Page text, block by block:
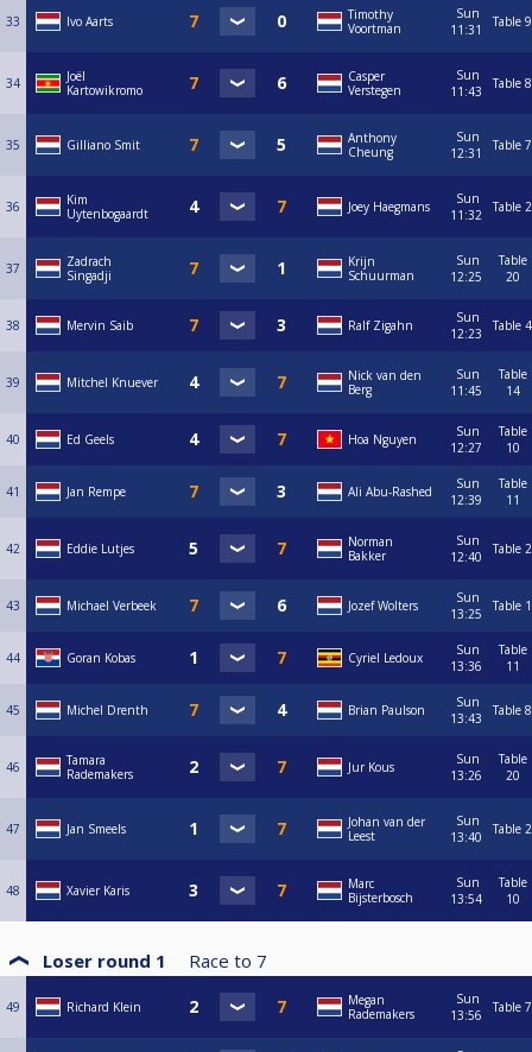
33 Ivo Aarts
Timothy
Voortman
Sun
11:31
Table 9
34
Joël
Kartowikromo
Casper
Verstegen
Sun
11:43
Table 8
35 Gilliano Smit
Anthony
Cheung
Sun
12:31
Table 7
36
Kim
Uytenbogaardt
Joey Haegmans
Sun
11:32
Table 2
37
Zadrach
Singadji
Krijn
Schuurman
Sun
12:25
Table
20
38 Mervin Saib Ralf Zigahn
Sun
12:23
Table 4
39 Mitchel Knuever
Nick van den
Berg
Sun
11:45
Table
14
40 Ed Geels Hoa Nguyen
Sun
12:27
Table
10
41 Jan Rempe Ali Abu-Rashed
Sun
12:39
Table
11
42 Eddie Lutjes
Norman
Bakker
Sun
12:40
Table 2
43 Michael Verbeek Jozef Wolters
Sun
13:25
Table 1
44 Goran Kobas Cyriel Ledoux
Sun
13:36
Table
11
45 Michel Drenth Brian Paulson
Sun
13:43
Table 8
46
Tamara
Rademakers
Jur Kous
Sun
13:26
Table
20
47 Jan Smeels
Johan van der
Leest
Sun
13:40
Table 2
48 Xavier Karis
Marc
Bijsterbosch
Sun
13:54
Table
10
Loser round 1 Race to 7
49 Richard Klein
Megan
Rademakers
Sun
13:56
Table 7